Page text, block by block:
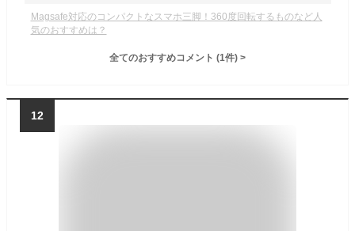
Magsafe対応のコンパクトなスマホ三脚！360度回転するものなど人
気のおすすめは？
全てのおすすめコメント (1件) >
12